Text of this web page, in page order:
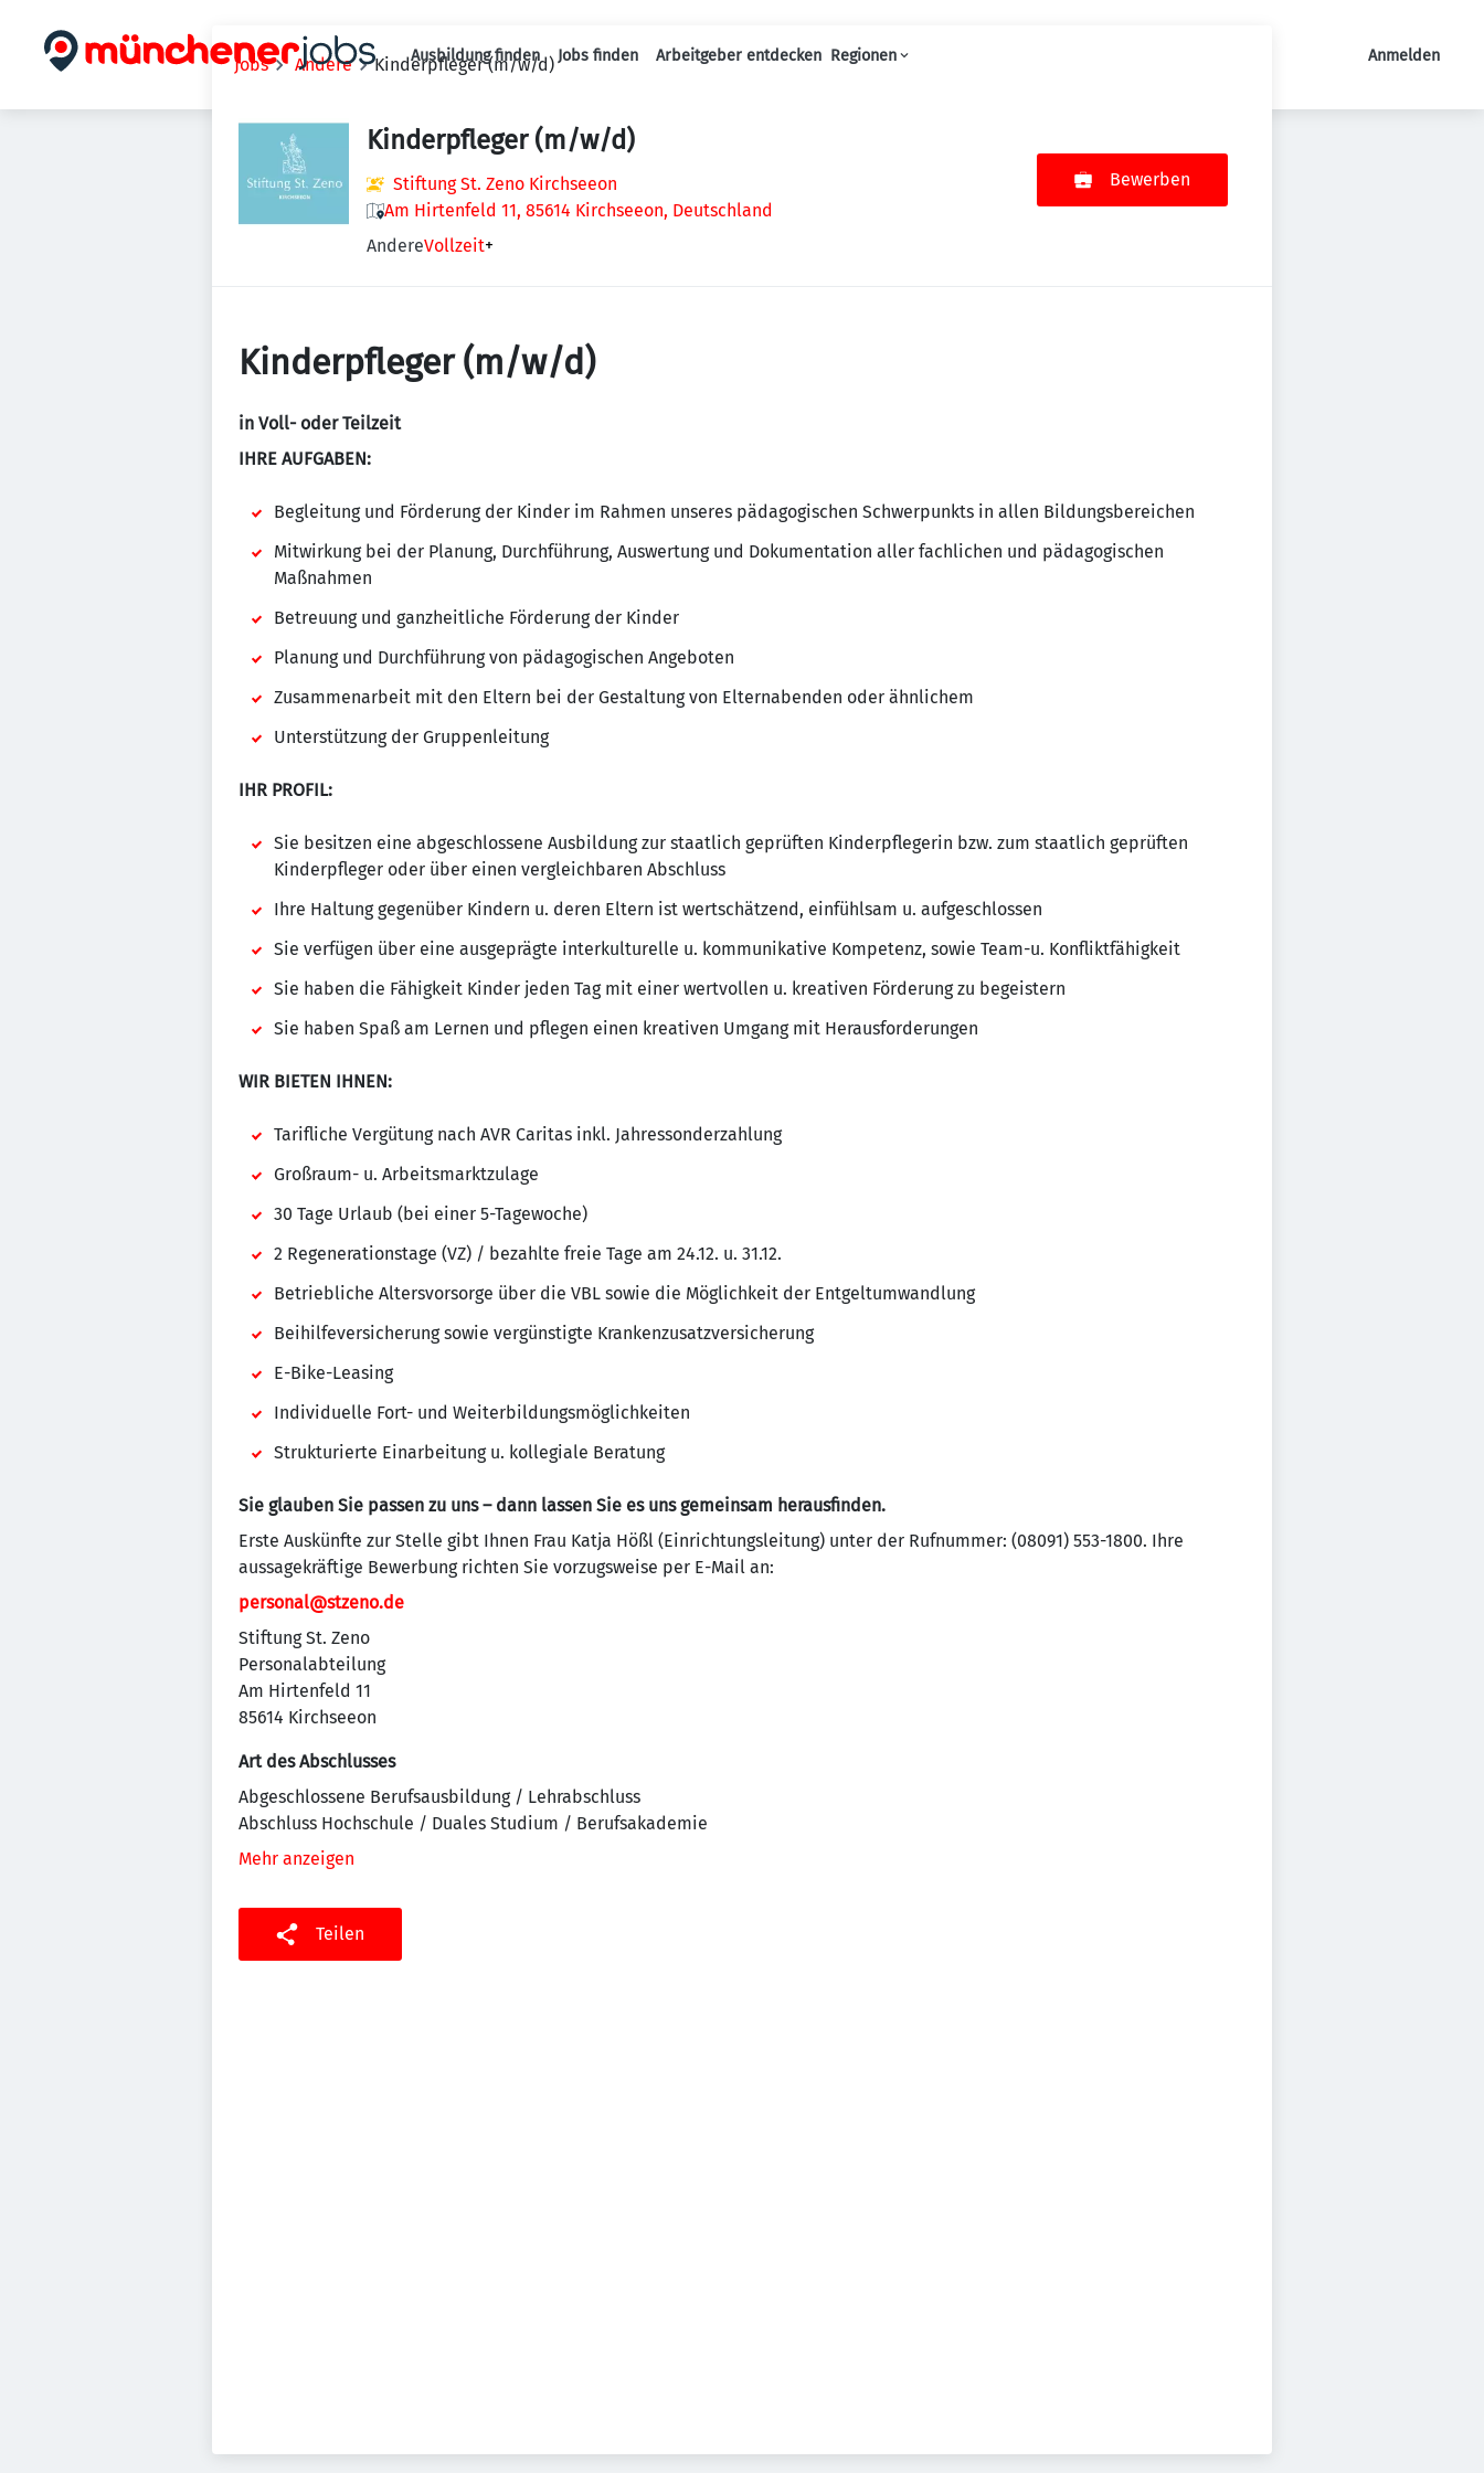
Haupt-Navigation
Ausbildung finden Jobs finden Arbeitgeber entdecken Regionen Anmelden
Jobs Andere Kinderpfleger (m/w/d)
Kinderpfleger (m/w/d)
Stiftung St. Zeno Kirchseeon
Am Hirtenfeld 11, 85614 Kirchseeon, Deutschland
AndereVollzeit+
Bewerben
Kinderpfleger (m/w/d)
in Voll- oder Teilzeit
IHRE AUFGABEN:
Begleitung und Förderung der Kinder im Rahmen unseres pädagogischen Schwerpunkts in allen Bildungsbereichen
Mitwirkung bei der Planung, Durchführung, Auswertung und Dokumentation aller fachlichen und pädagogischen
Maßnahmen
Betreuung und ganzheitliche Förderung der Kinder
Planung und Durchführung von pädagogischen Angeboten
Zusammenarbeit mit den Eltern bei der Gestaltung von Elternabenden oder ähnlichem
Unterstützung der Gruppenleitung
IHR PROFIL:
Sie besitzen eine abgeschlossene Ausbildung zur staatlich geprüften Kinderpflegerin bzw. zum staatlich geprüften
Kinderpfleger oder über einen vergleichbaren Abschluss
Ihre Haltung gegenüber Kindern u. deren Eltern ist wertschätzend, einfühlsam u. aufgeschlossen
Sie verfügen über eine ausgeprägte interkulturelle u. kommunikative Kompetenz, sowie Team-u. Konfliktfähigkeit
Sie haben die Fähigkeit Kinder jeden Tag mit einer wertvollen u. kreativen Förderung zu begeistern
Sie haben Spaß am Lernen und pflegen einen kreativen Umgang mit Herausforderungen
WIR BIETEN IHNEN:
Tarifliche Vergütung nach AVR Caritas inkl. Jahressonderzahlung
Großraum- u. Arbeitsmarktzulage
30 Tage Urlaub (bei einer 5-Tagewoche)
2 Regenerationstage (VZ) / bezahlte freie Tage am 24.12. u. 31.12.
Betriebliche Altersvorsorge über die VBL sowie die Möglichkeit der Entgeltumwandlung
Beihilfeversicherung sowie vergünstigte Krankenzusatzversicherung
E-Bike-Leasing
Individuelle Fort- und Weiterbildungsmöglichkeiten
Strukturierte Einarbeitung u. kollegiale Beratung
Sie glauben Sie passen zu uns – dann lassen Sie es uns gemeinsam herausfinden.
Erste Auskünfte zur Stelle gibt Ihnen Frau Katja Hößl (Einrichtungsleitung) unter der Rufnummer: (08091) 553-1800. Ihre
aussagekräftige Bewerbung richten Sie vorzugsweise per E-Mail an:
personal@stzeno.de
Stiftung St. Zeno
Personalabteilung
Am Hirtenfeld 11
85614 Kirchseeon
Art des Abschlusses
Abgeschlossene Berufsausbildung / Lehrabschluss
Abschluss Hochschule / Duales Studium / Berufsakademie
Mehr anzeigen
Teilen